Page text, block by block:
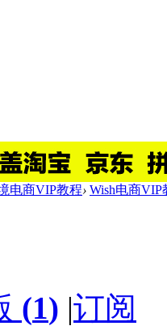
电商VIP教程› Wish电商VIP
(1) |订阅